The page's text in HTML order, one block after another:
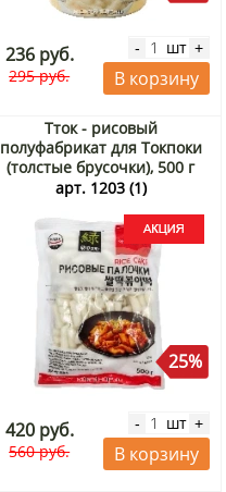
236 руб.
295 руб.
- шт +
В корзину
Тток - рисовый
полуфабрикат для Токпоки
(толстые брусочки), 500 г
Акция
арт. 1203 (1)
25%
420 руб.
560 руб.
- шт +
В корзину